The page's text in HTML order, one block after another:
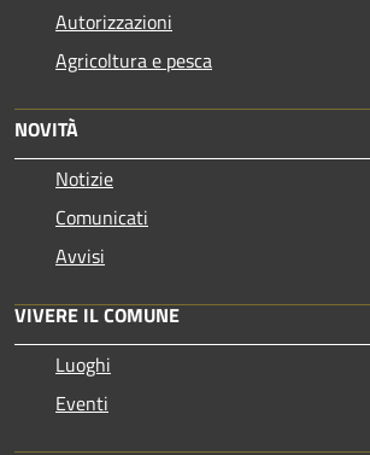
Autorizzazioni
Agricoltura e pesca
NOVITÀ
Notizie
Comunicati
Avvisi
VIVERE IL COMUNE
Luoghi
Eventi